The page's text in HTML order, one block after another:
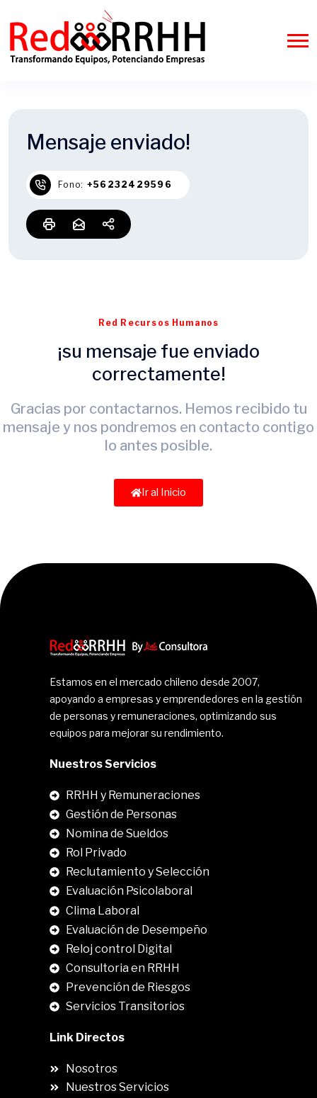
Mensaje enviado!
Fono: +56232429596
Red Recursos Humanos
¡su mensaje fue enviado
correctamente!
Gracias por contactarnos. Hemos recibido tu
mensaje y nos pondremos en contacto contigo
lo antes posible.
Ir al Inicio
Estamos en el mercado chileno desde 2007,
apoyando a empresas y emprendedores en la gestión
de personas y remuneraciones, optimizando sus
equipos para mejorar su rendimiento.
Nuestros Servicios
RRHH y Remuneraciones
Gestión de Personas
Nomina de Sueldos
Rol Privado
Reclutamiento y Selección
Evaluación Psicolaboral
Clima Laboral
Evaluación de Desempeño
Reloj control Digital
Consultoria en RRHH
Prevención de Riesgos
Servicios Transitorios
Link Directos
Nosotros
Nuestros Servicios